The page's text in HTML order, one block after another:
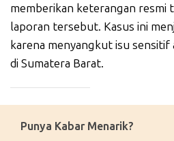
memberikan keterangan resmi
laporan tersebut. Kasus ini
karena menyangkut isu sensitif
di Sumatera Barat.
Punya Kabar Menarik?